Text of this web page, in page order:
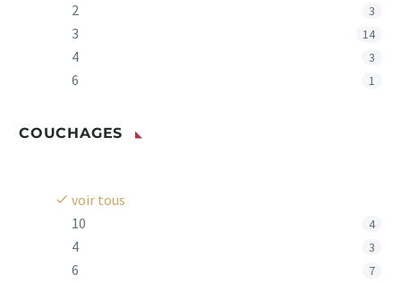
2
3
3 14
4 3
6 1
COUCHAGES
voir tous
10
4
4 3
6 7